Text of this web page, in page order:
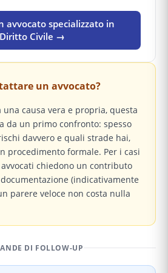
avvocato specializzato in
Diritto Civile →
un avvocato?
una causa vera e propria, questa
da un primo confronto: spesso
davvero e quali strade hai,
procedimento formale. Per i casi
chiedono un contributo
(indicativamente
parere veloce non costa nulla
DI FOLLOW-UP